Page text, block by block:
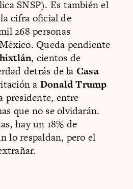
SNSP). Es también el
cifra oficial de
268 personas
Queda pendiente
, cientos de
detrás de la Casa
a Donald Trump
presidente, entre
que no se olvidarán.
hay un 18% de
lo respaldan, pero el